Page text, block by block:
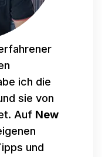
ich die
sie von
Auf New
und